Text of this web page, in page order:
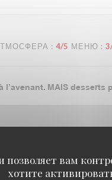
позволяет вам
хотите
: 4/5 МЕНЮ : 3
MAIS desserts
que le plat principal n'ait
sommes ravis que les
Lipp